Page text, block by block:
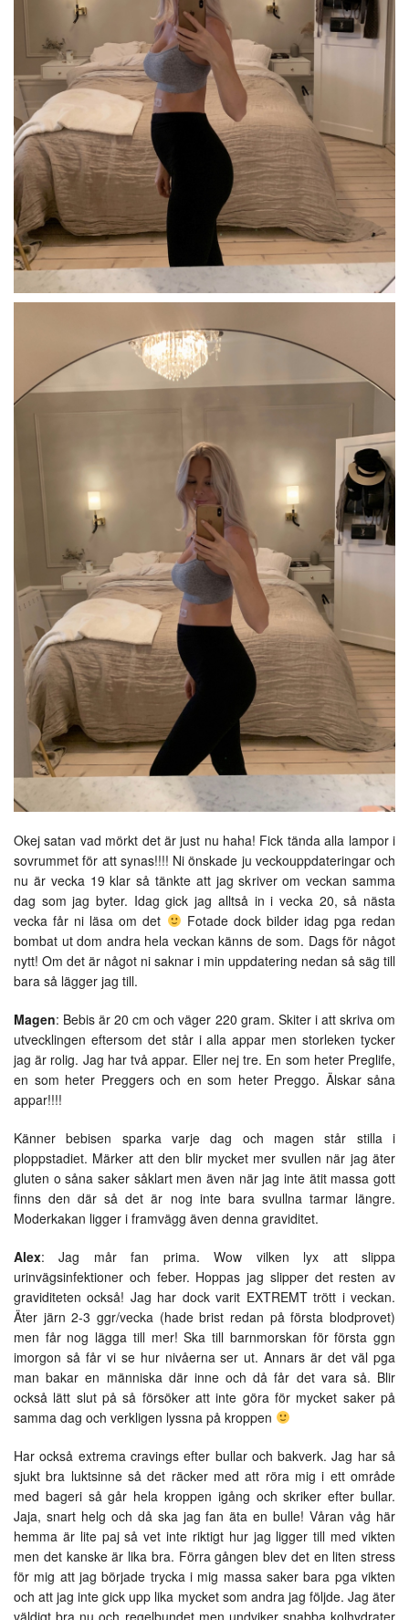
Okej satan vad mörkt det är just nu haha! Fick tända alla lampor i
sovrummet för att synas!!!! Ni önskade ju veckouppdateringar och
nu är vecka 19 klar så tänkte att jag skriver om veckan samma
dag som jag byter. Idag gick jag alltså in i vecka 20, så nästa
vecka får ni läsa om det
Fotade dock bilder idag pga redan
bombat ut dom andra hela veckan känns de som. Dags för något
nytt! Om det är något ni saknar i min uppdatering nedan så säg till
bara så lägger jag till.
Magen: Bebis är 20 cm och väger 220 gram. Skiter i att skriva om
utvecklingen eftersom det står i alla appar men storleken tycker
jag är rolig. Jag har två appar. Eller nej tre. En som heter Preglife,
en som heter Preggers och en som heter Preggo. Älskar såna
appar!!!!
Känner bebisen sparka varje dag och magen står stilla i
ploppstadiet. Märker att den blir mycket mer svullen när jag äter
gluten o såna saker såklart men även när jag inte ätit massa gott
finns den där så det är nog inte bara svullna tarmar längre.
Moderkakan ligger i framvägg även denna graviditet.
Alex: Jag mår fan prima. Wow vilken lyx att slippa
urinvägsinfektioner och feber. Hoppas jag slipper det resten av
graviditeten också! Jag har dock varit EXTREMT trött i veckan.
Äter järn 2-3 ggr/vecka (hade brist redan på första blodprovet)
men får nog lägga till mer! Ska till barnmorskan för första ggn
imorgon så får vi se hur nivåerna ser ut. Annars är det väl pga
man bakar en människa där inne och då får det vara så. Blir
också lätt slut på så försöker att inte göra för mycket saker på
samma dag och verkligen lyssna på kroppen
Har också extrema cravings efter bullar och bakverk. Jag har så
sjukt bra luktsinne så det räcker med att röra mig i ett område
med bageri så går hela kroppen igång och skriker efter bullar.
Jaja, snart helg och då ska jag fan äta en bulle! Våran våg här
hemma är lite paj så vet inte riktigt hur jag ligger till med vikten
men det kanske är lika bra. Förra gången blev det en liten stress
för mig att jag började trycka i mig massa saker bara pga vikten
och att jag inte gick upp lika mycket som andra jag följde. Jag äter
väldigt bra nu och regelbundet men undviker snabba kolhydrater